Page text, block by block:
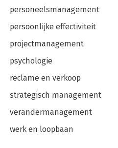
personeelsmanagement
persoonlijke effectiviteit
projectmanagement
psychologie
reclame en verkoop
strategisch management
verandermanagement
werk en loopbaan